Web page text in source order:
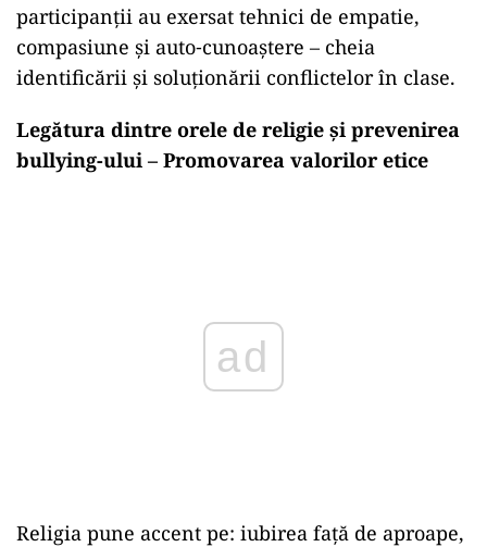
participanții au exersat tehnici de empatie,
compasiune și auto‑cunoaștere – cheia
identificării și soluționării conflictelor în clase.
Legătura dintre orele de religie și prevenirea
bullying-ului – Promovarea valorilor etice
Religia pune accent pe: iubirea față de aproape,